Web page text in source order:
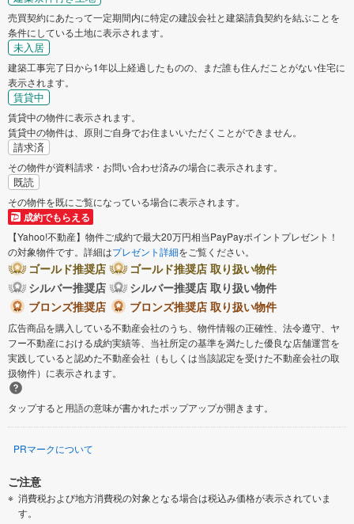
売買契約にあたって一定期間内に特定の建設会社と建築請負契約を結ぶことを
条件にしている土地に表示されます。
未入居
建築工事完了日から1年以上経過したものの、まだ誰も住んだことがない住宅に
表示されます。
賃貸中
賃貸中の物件に表示されます。
賃貸中の物件は、原則ご自身でお住まいいただくことができません。
請求済
その物件が資料請求・お問い合わせ済みの場合に表示されます。
既読
その物件を既にご覧になっている場合に表示されます。
成約でもらえる
【Yahoo!不動産】物件ご成約で最大20万円相当PayPayポイントプレゼント！
の対象物件です。詳細はプレゼント詳細をご覧ください。
ゴールド推奨店
ゴールド推奨店 取り扱い物件
シルバー推奨店
シルバー推奨店 取り扱い物件
ブロンズ推奨店
ブロンズ推奨店 取り扱い物件
広告商品を購入している不動産会社のうち、物件情報の正確性、法令遵守、ヤ
フー不動産における成約実績等、当社所定の基準を満たした優良な店舗運営を
実践していると認めた不動産会社（もしくは当該認定を受けた不動産会社の取
扱物件）に表示されます。
タップすると用語の意味が書かれたポップアップが開きます。
PRマークについて
ご注意
消費税および地方消費税の対象となる場合は税込み価格が表示されていま
す。